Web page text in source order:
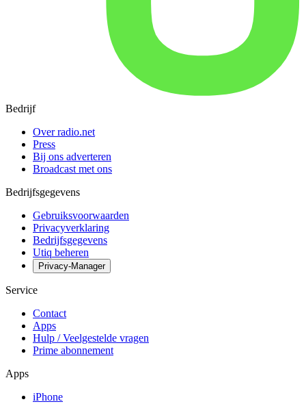
Bedrijf
Over radio.net
Press
Bij ons adverteren
Broadcast met ons
Bedrijfsgegevens
Gebruiksvoorwaarden
Privacyverklaring
Bedrijfsgegevens
Utiq beheren
Privacy-Manager
Service
Contact
Apps
Hulp / Veelgestelde vragen
Prime abonnement
Apps
iPhone